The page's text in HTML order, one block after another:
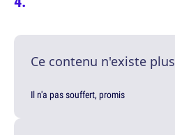
Ce contenu n'existe plus
Il n'a pas souffert, promis